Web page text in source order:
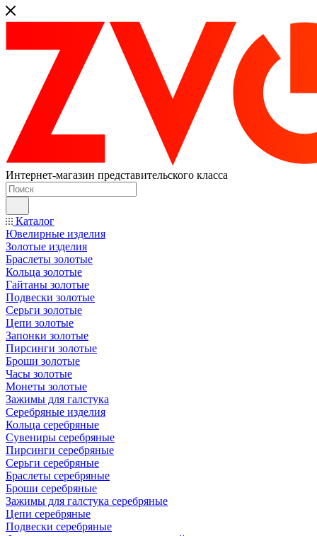
Интернет-магазин представительского класса
Каталог
Ювелирные изделия
Золотые изделия
Браслеты золотые
Кольца золотые
Гайтаны золотые
Подвески золотые
Серьги золотые
Цепи золотые
Запонки золотые
Пирсинги золотые
Броши золотые
Часы золотые
Монеты золотые
Зажимы для галстука
Серебряные изделия
Кольца серебряные
Сувениры серебряные
Пирсинги серебряные
Серьги серебряные
Браслеты серебряные
Броши серебряные
Зажимы для галстука серебряные
Цепи серебряные
Подвески серебряные